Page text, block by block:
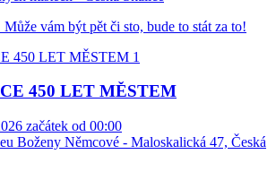
Může vám být pět či sto, bude to stát za to!
450 LET MĚSTEM
začátek od 00:00
Boženy Němcové - Maloskalická 47, Česká